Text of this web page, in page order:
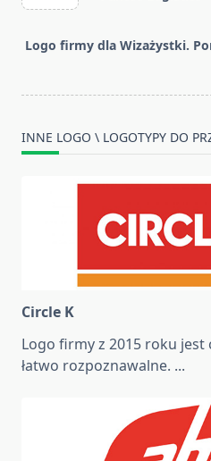
subtitle
reader-
Logo firmy dla Wizażystki.
INNE LOGO \ LOGOTYPY DO
Circle K
Logo firmy z 2015 roku
łatwo rozpoznawalne. ...